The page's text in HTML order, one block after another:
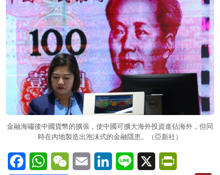
金融海嘯後中國貨幣的擴張，使中國可擴大海外投資進佔海外，但同
時在內地製造出泡沫式的金融隱患。（亞新社）
FacebookWhatsAppWeChatEmail LinkedInLine X